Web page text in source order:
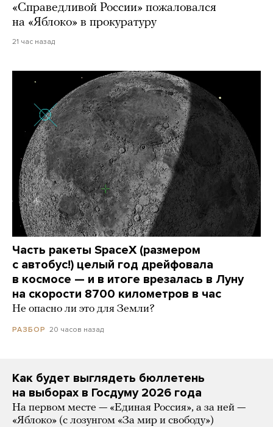
«Справедливой России» пожаловался
на «Яблоко» в прокуратуру
21 час назад
Часть ракеты SpaceX (размером
с автобус!) целый год дрейфовала
в космосе — и в итоге врезалась в Луну
на скорости 8700 километров в час
Не опасно ли это для Земли?
РАЗБОР 20 часов назад
Как будет выглядеть бюллетень
на выборах в Госдуму 2026 года
На первом месте — «Единая Россия», а за ней —
«Яблоко» (с лозунгом «За мир и свободу»)